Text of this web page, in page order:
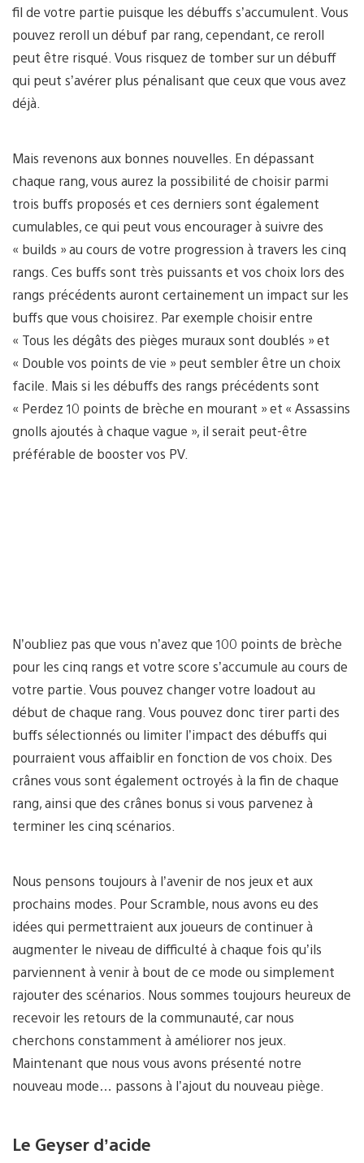
fil de votre partie puisque les débuffs s’accumulent. Vous
pouvez reroll un débuf par rang, cependant, ce reroll
peut être risqué. Vous risquez de tomber sur un débuff
qui peut s’avérer plus pénalisant que ceux que vous avez
déjà.
Mais revenons aux bonnes nouvelles. En dépassant
chaque rang, vous aurez la possibilité de choisir parmi
trois buffs proposés et ces derniers sont également
cumulables, ce qui peut vous encourager à suivre des
« builds » au cours de votre progression à travers les cinq
rangs. Ces buffs sont très puissants et vos choix lors des
rangs précédents auront certainement un impact sur les
buffs que vous choisirez. Par exemple choisir entre
« Tous les dégâts des pièges muraux sont doublés » et
« Double vos points de vie » peut sembler être un choix
facile. Mais si les débuffs des rangs précédents sont
« Perdez 10 points de brèche en mourant » et « Assassins
gnolls ajoutés à chaque vague », il serait peut-être
préférable de booster vos PV.
N’oubliez pas que vous n’avez que 100 points de brèche
pour les cinq rangs et votre score s’accumule au cours de
votre partie. Vous pouvez changer votre loadout au
début de chaque rang. Vous pouvez donc tirer parti des
buffs sélectionnés ou limiter l’impact des débuffs qui
pourraient vous affaiblir en fonction de vos choix. Des
crânes vous sont également octroyés à la fin de chaque
rang, ainsi que des crânes bonus si vous parvenez à
terminer les cinq scénarios.
Nous pensons toujours à l’avenir de nos jeux et aux
prochains modes. Pour Scramble, nous avons eu des
idées qui permettraient aux joueurs de continuer à
augmenter le niveau de difficulté à chaque fois qu’ils
parviennent à venir à bout de ce mode ou simplement
rajouter des scénarios. Nous sommes toujours heureux de
recevoir les retours de la communauté, car nous
cherchons constamment à améliorer nos jeux.
Maintenant que nous vous avons présenté notre
nouveau mode… passons à l’ajout du nouveau piège.
Le Geyser d’acide